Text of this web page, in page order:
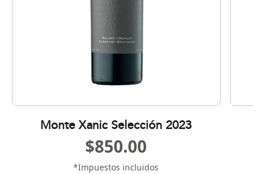
Monte Xanic Selección 2023
$850.00
*Impuestos incluidos